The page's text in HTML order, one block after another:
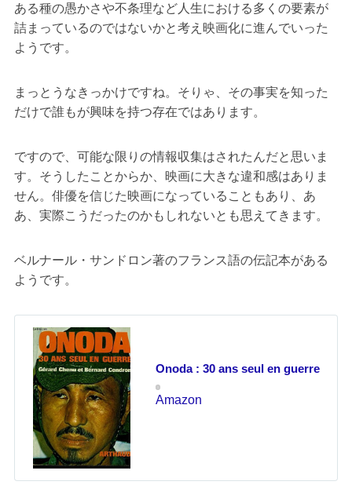
ある種の愚かさや不条理など人生における多くの要素が
詰まっているのではないかと考え映画化に進んでいった
ようです。
まっとうなきっかけですね。そりゃ、その事実を知った
だけで誰もが興味を持つ存在ではあります。
ですので、可能な限りの情報収集はされたんだと思いま
す。そうしたことからか、映画に大きな違和感はありま
せん。俳優を信じた映画になっていることもあり、あ
あ、実際こうだったのかもしれないとも思えてきます。
ベルナール・サンドロン著のフランス語の伝記本がある
ようです。
Onoda : 30 ans seul en guerre
Amazon